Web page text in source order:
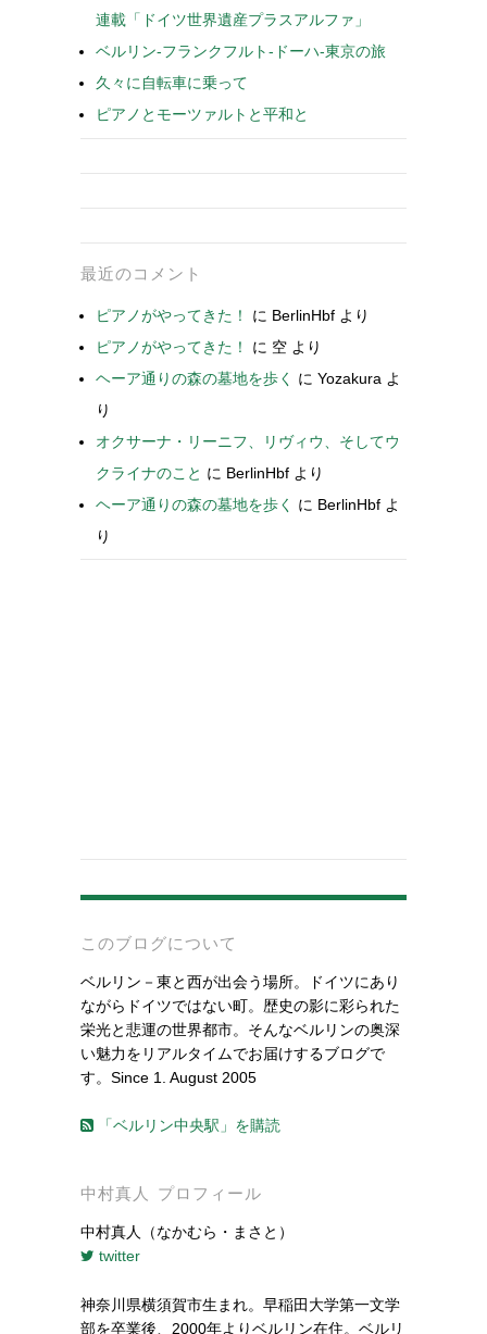
連載「ドイツ世界遺産プラスアルファ」
ベルリン-フランクフルト-ドーハ-東京の旅
久々に自転車に乗って
ピアノとモーツァルトと平和と
最近のコメント
ピアノがやってきた！ に BerlinHbf より
ピアノがやってきた！
に 空 より
ヘーア通りの森の墓地を歩く
に Yozakura よ
り
オクサーナ・リーニフ、リヴィウ、そしてウ
クライナのこと に BerlinHbf より
ヘーア通りの森の墓地を歩く
に BerlinHbf よ
り
このブログについて
ベルリン－東と西が出会う場所。ドイツにあり
ながらドイツではない町。歴史の影に彩られた
栄光と悲運の世界都市。そんなベルリンの奥深
い魅力をリアルタイムでお届けするブログで
す。Since 1. August 2005
「ベルリン中央駅」を購読
中村真人 プロフィール
中村真人（なかむら・まさと）
twitter
神奈川県横須賀市生まれ。早稲田大学第一文学
部を卒業後、2000年よりベルリン在住。ベルリ